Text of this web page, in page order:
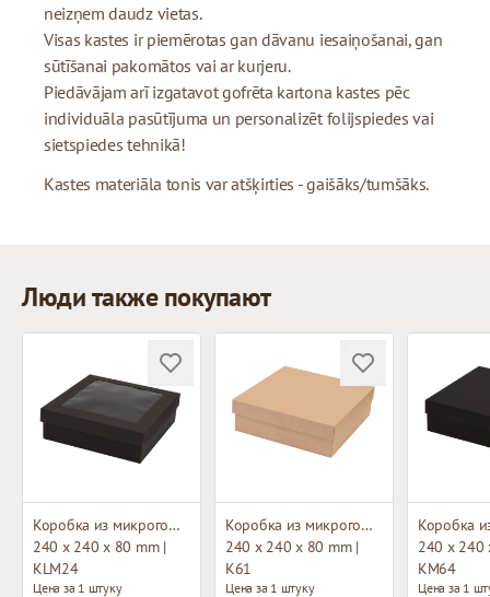
neizņem daudz vietas.
Visas kastes ir piemērotas gan dāvanu iesaiņošanai, gan
sūtīšanai pakomātos vai ar kurjeru.
Piedāvājam arī izgatavot gofrēta kartona kastes pēc
individuāla pasūtījuma un personalizēt folijspiedes vai
sietspiedes tehnikā!
Kastes materiāla tonis var atšķirties - gaišāks/tumšāks.
Люди также покупают
Коробка из микрогофрокартона с окном
240 x 240 x 80 mm |
KLM24
Цена за 1 штуку
Коробка из микрогофрокартона
240 x 240 x 80 mm |
K61
Цена за 1 штуку
240 x 240
KM64
Цена за 1